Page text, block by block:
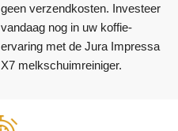
geen verzendkosten. Investeer
vandaag nog in uw koffie-
ervaring met de Jura Impressa
X7 melkschuimreiniger.